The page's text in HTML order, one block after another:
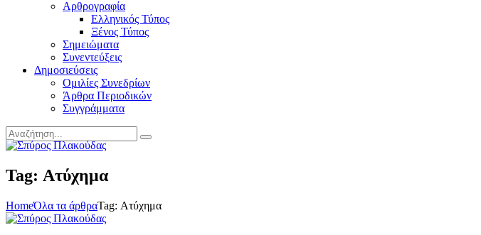
Αρθρογραφία
Ελληνικός Τύπος
Ξένος Τύπος
Σημειώματα
Συνεντεύξεις
Δημοσιεύσεις
Ομιλίες Συνεδρίων
Άρθρα Περιοδικών
Συγγράμματα
Tag: Ατύχημα
HomeΌλα τα άρθραTag: Ατύχημα